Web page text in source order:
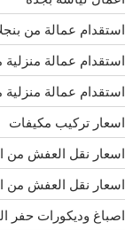
استقدام عمالة من
استقدام عمالة منزلية
استقدام عمالة منزلية
اسعار تركيب مكيفات
اسعار نقل العفش من
اسعار نقل العفش من
اصباغ وديكورات حفر